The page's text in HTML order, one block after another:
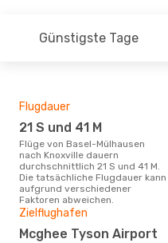
Günstigste Tage
Flugdauer
21 S und 41 M
Flüge von Basel-Mülhausen
nach Knoxville dauern
durchschnittlich 21 S und 41 M.
Die tatsächliche Flugdauer kann
aufgrund verschiedener
Faktoren abweichen.
Zielflughafen
Mcghee Tyson Airport